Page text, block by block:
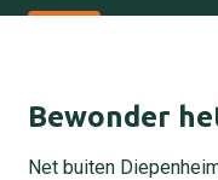
Bewonder
Net buiten